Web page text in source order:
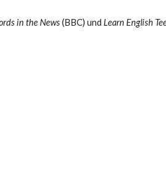
in the News (BBC) und Learn English